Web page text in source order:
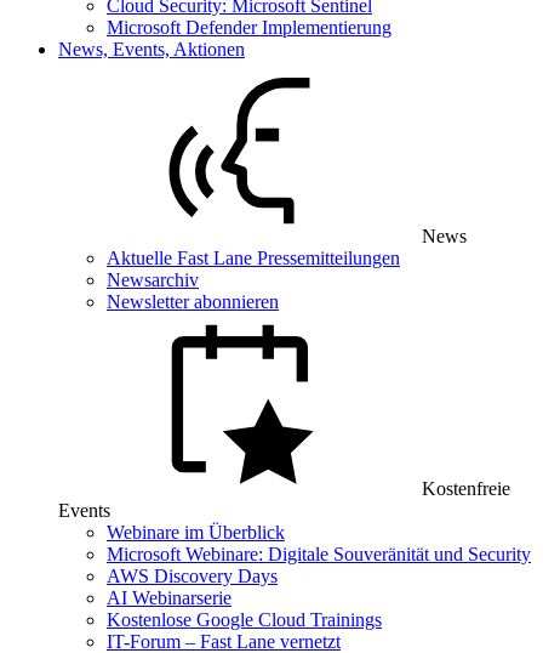
Cloud Security: Microsoft Sentinel
Microsoft Defender Implementierung
News, Events, Aktionen
News
Aktuelle Fast Lane Pressemitteilungen
Newsarchiv
Newsletter abonnieren
Kostenfreie
Events
Webinare im Überblick
Microsoft Webinare: Digitale Souveränität und Security
AWS Discovery Days
AI Webinarserie
Kostenlose Google Cloud Trainings
IT-Forum – Fast Lane vernetzt